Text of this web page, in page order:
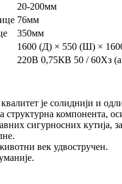
20-200мм
76мм
350мм
1600 (Д) × 550 (Ш) ×
220В 0,75КВ 50 / 60Хз
је солиднији и
структурна компонента,
сигурносних кутија,
век удвостручен.